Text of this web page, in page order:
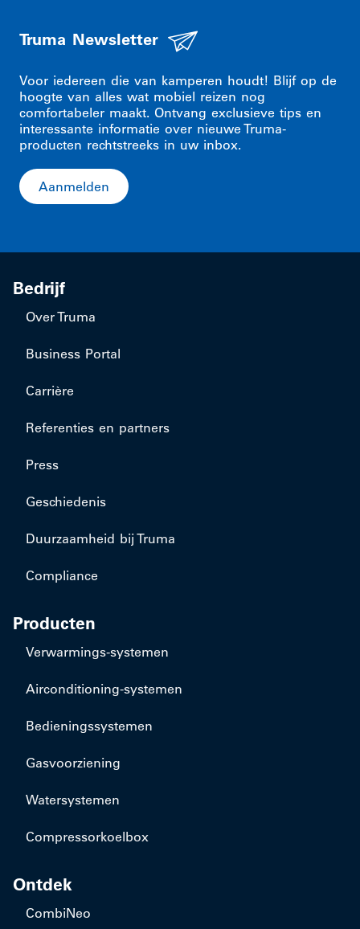
Truma Newsletter
Voor iedereen die van kamperen houdt! Blijf op de
hoogte van alles wat mobiel reizen nog
comfortabeler maakt. Ontvang exclusieve tips en
interessante informatie over nieuwe Truma-
producten rechtstreeks in uw inbox.
Aanmelden
Bedrijf
Over Truma
Business Portal
Carrière
Referenties en partners
Press
Geschiedenis
Duurzaamheid bij Truma
Compliance
Producten
​Verwarmings-systemen
​Airconditioning-systemen
Bedieningssystemen
Gasvoorziening
Watersystemen
Compressorkoelbox
Ontdek
CombiNeo